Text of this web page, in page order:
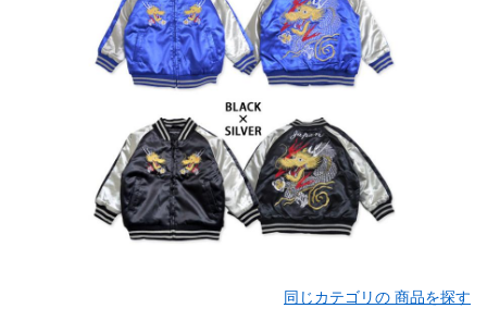
同じカテゴリの 商品を探す